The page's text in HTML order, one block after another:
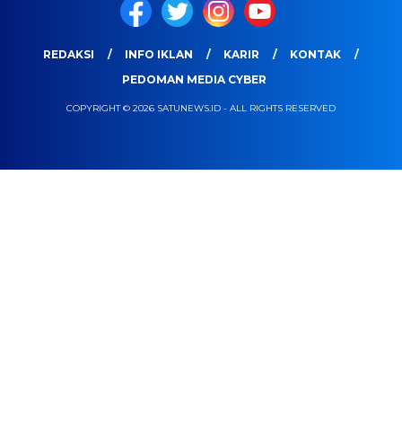
REDAKSI INFO IKLAN KARIR
KONTAK
PEDOMAN MEDIA CYBER
COPYRIGHT © 2026 SATUNEWS.ID - ALL RIGHTS RESERVED